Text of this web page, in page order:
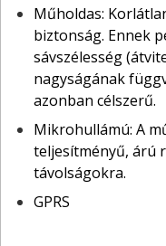
Műholdas:
biztonság. Ennek
sávszélesség
nagyságának
azonban célszerű.
Mikrohullámú: A
teljesítményű, árú
távolságokra.
GPRS